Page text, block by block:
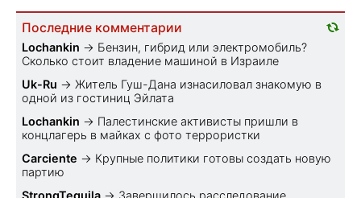
Последние комментарии
Lochankin → Бензин, гибрид или электромобиль?
Cколько стоит владение машиной в Израиле
Uk-Ru → Житель Гуш-Дана изнасиловал знакомую в
одной из гостиниц Эйлата
Lochankin → Палестинские активисты пришли в
концлагерь в майках с фото террористки
Carciente → Крупные политики готовы создать новую
партию
StrongTequila → Завершилось расследование